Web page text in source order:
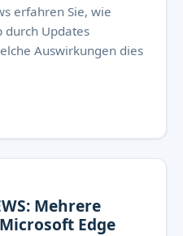
erfahren Sie, wie
durch Updates
Auswirkungen dies
Mehrere
Edge